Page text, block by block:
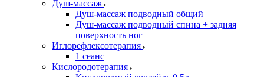
Душ-массаж
Душ-массаж подводный общий
Душ-массаж подводный спина + задняя
поверхность ног
Иглорефлексотерапия
1 сеанс
Кислородотерапия